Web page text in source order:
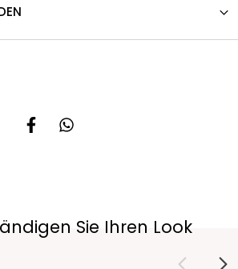
Sie Ihren Look